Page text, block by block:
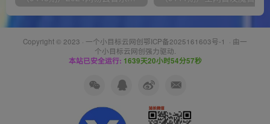
Copyright © 2023 · 一个小目标云网创鄂ICP备2025161603号-1 · 由一
个小目标云网创强力驱动.
本站已安全运行: 1639天20小时54分57秒